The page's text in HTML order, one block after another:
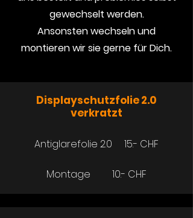
gewechselt werden.
Ansonsten wechseln und
montieren wir sie gerne für Dich.
Displayschutzfolie 2.0
verkratzt
Antiglarefolie 2.0 15.- CHF
Montage 10.- CHF